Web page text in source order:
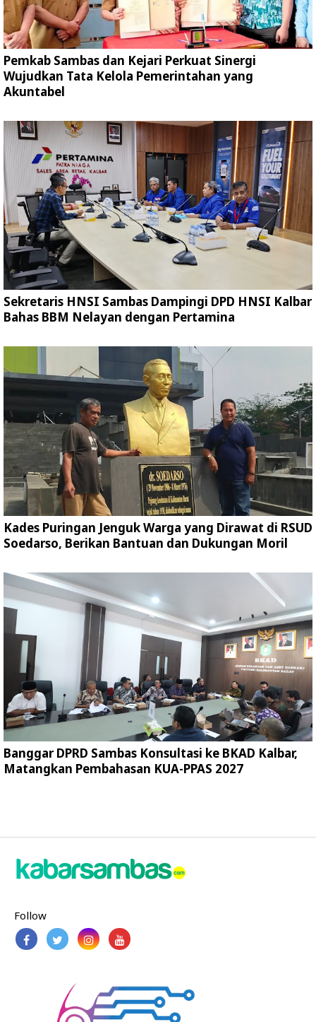
Pemkab Sambas dan Kejari Perkuat Sinergi
Wujudkan Tata Kelola Pemerintahan yang
Akuntabel
Sekretaris HNSI Sambas Dampingi DPD HNSI Kalbar
Bahas BBM Nelayan dengan Pertamina
Kades Puringan Jenguk Warga yang Dirawat di RSUD
Soedarso, Berikan Bantuan dan Dukungan Moril
Banggar DPRD Sambas Konsultasi ke BKAD Kalbar,
Matangkan Pembahasan KUA-PPAS 2027
Follow